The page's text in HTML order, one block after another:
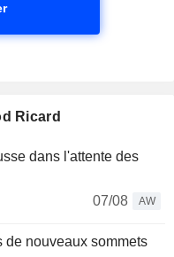
Ricard
dans l'attente des
07/08
AW
de nouveaux sommets